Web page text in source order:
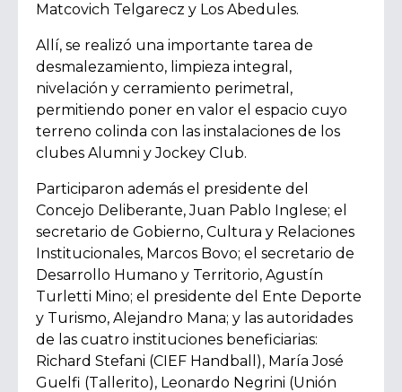
Matcovich Telgarecz y Los Abedules.
Allí, se realizó una importante tarea de
desmalezamiento, limpieza integral,
nivelación y cerramiento perimetral,
permitiendo poner en valor el espacio cuyo
terreno colinda con las instalaciones de los
clubes Alumni y Jockey Club.
Participaron además el presidente del
Concejo Deliberante, Juan Pablo Inglese; el
secretario de Gobierno, Cultura y Relaciones
Institucionales, Marcos Bovo; el secretario de
Desarrollo Humano y Territorio, Agustín
Turletti Mino; el presidente del Ente Deporte
y Turismo, Alejandro Mana; y las autoridades
de las cuatro instituciones beneficiarias:
Richard Stefani (CIEF Handball), María José
Guelfi (Tallerito), Leonardo Negrini (Unión